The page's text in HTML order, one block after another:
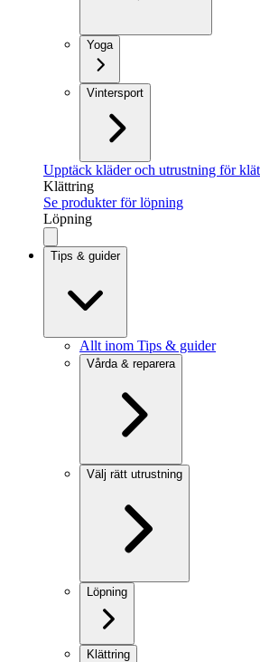
Yoga
Vintersport
Upptäck kläder och utrustning för
Klättring
Se produkter för löpning
Löpning
Tips & guider
Allt inom Tips & guider
Vårda & reparera
Välj rätt utrustning
Löpning
Klättring